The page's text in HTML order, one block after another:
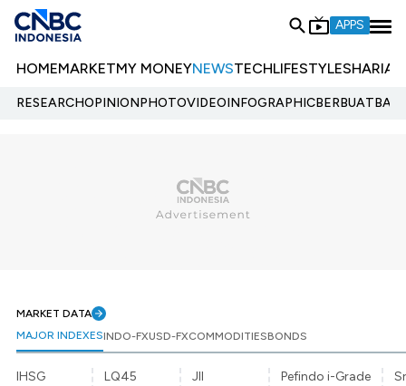
APPS
HOMEMARKETMY MONEYNEWSTECHLIFESTYLESHARIA
RESEARCHOPINIONPHOTOVIDEOINFOGRAPHIC
MARKET DATA
MAJOR INDEXESINDO-FXUSD-FXCOMMODITIESBONDS
IHSG
LQ45
JII
Pefindo i-Grade